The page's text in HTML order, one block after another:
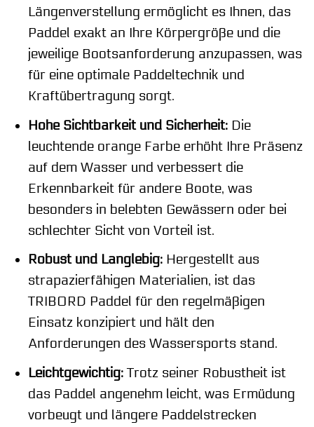
Längenverstellung ermöglicht es Ihnen, das
Paddel exakt an Ihre Körpergröße und die
jeweilige Bootsanforderung anzupassen, was
für eine optimale Paddeltechnik und
Kraftübertragung sorgt.
Hohe Sichtbarkeit und Sicherheit:Die
leuchtende orange Farbe erhöht Ihre Präsenz
auf dem Wasser und verbessert die
Erkennbarkeit für andere Boote, was
besonders in belebten Gewässern oder bei
schlechter Sicht von Vorteil ist.
Robust und Langlebig:Hergestellt aus
strapazierfähigen Materialien, ist das
TRIBORD Paddel für den regelmäßigen
Einsatz konzipiert und hält den
Anforderungen des Wassersports stand.
Leichtgewichtig:Trotz seiner Robustheit ist
das Paddel angenehm leicht, was Ermüdung
vorbeugt und längere Paddelstrecken